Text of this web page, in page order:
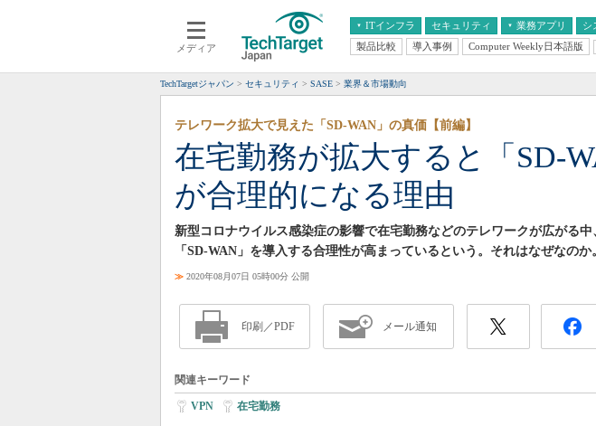
メディア
ITインフラ
クラウド
スマートモバイル
ネットワーク
システム運用管理
セキュリティ 業務アプリ
エンタープライズAI
ERP
CX
情報系システム
シ
経営とIT 医療IT
製品比較 導入事例 Computer Weekly日本語版
TechTargetジャパン セキュリティ SASE 業界＆市場動向
在宅勤務が拡大すると「SD-
が合理的になる理由
テレワーク拡大で見えた「SD-WAN」の真価【前編】
新型コロナウイルス感染症の影響で在宅勤務などのテレワークが広がる
「SD-WAN」を導入する合理性が高まっているという。それはなぜなのか
≫ 2020年08月07日 05時00分 公開
印刷／PDF メール通知
関連キーワード
VPN 在宅勤務